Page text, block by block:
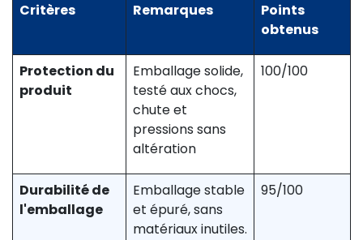
Critères
Remarques
Points
obtenus
Protection du
produit
Emballage solide,
testé aux chocs,
chute et
pressions sans
altération
100/100
Durabilité de
l'emballage
Emballage stable
et épuré, sans
matériaux inutiles.
95/100